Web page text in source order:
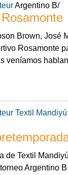
Argentino B/
Brown, José
Rosamonte
veníamos
Textil Mandiyú
de Textil
Argentino